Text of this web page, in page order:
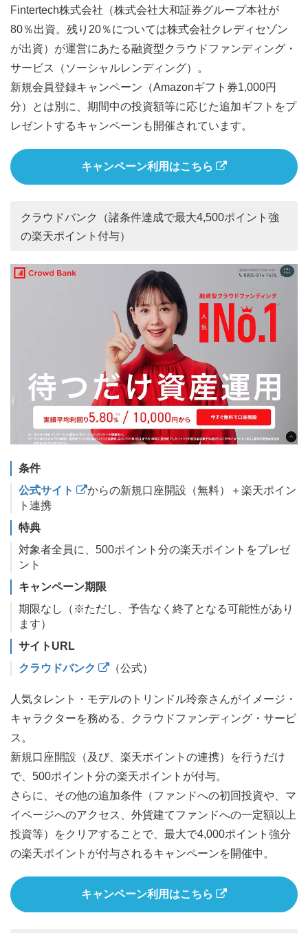
Fintertech株式会社（株式会社大和証券グループ本社が
80％出資。残り20％については株式会社クレディセゾン
が出資）が運営にあたる融資型クラウドファンディング・
サービス（ソーシャルレンディング）。
新規会員登録キャンペーン（Amazonギフト券1,000円
分）とは別に、期間中の投資額等に応じた追加ギフトをプ
レゼントするキャンペーンも開催されています。
キャンペーン利用はこちら
クラウドバンク（諸条件達成で最大4,500ポイント強
の楽天ポイント付与）
条件
公式サイト
からの新規口座開設（無料）＋楽天ポイン
ト連携
特典
対象者全員に、500ポイント分の楽天ポイントをプレゼ
ント
キャンペーン期限
期限なし（※ただし、予告なく終了となる可能性があり
ます）
サイトURL
クラウドバンク
（公式）
人気タレント・モデルのトリンドル玲奈さんがイメージ・
キャラクターを務める、クラウドファンディング・サービ
ス。
新規口座開設（及び、楽天ポイントの連携）を行うだけ
で、500ポイント分の楽天ポイントが付与。
さらに、その他の追加条件（ファンドへの初回投資や、マ
イページへのアクセス、外貨建てファンドへの一定額以上
投資等）をクリアすることで、最大で4,000ポイント強分
の楽天ポイントが付与されるキャンペーンを開催中。
キャンペーン利用はこちら